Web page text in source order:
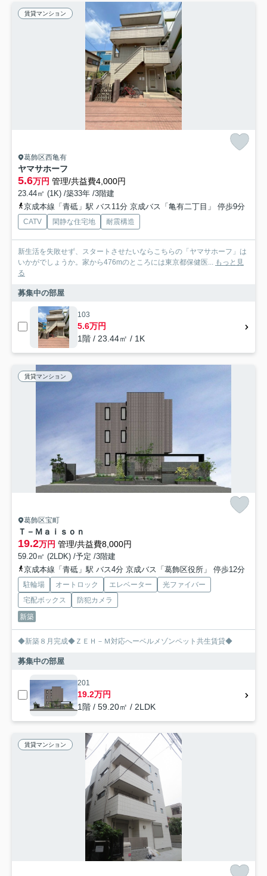
賃貸マンション
葛飾区西亀有
ヤマサホーフ
5.6万円 管理/共益費4,000円
23.44㎡ (1K) /築33年 /3階建
京成本線「青砥」駅 バス11分 京成バス「亀有二丁目」 停歩9分
CATV 閑静な住宅地 耐震構造
新生活を失敗せず、スタートさせたいならこちらの「ヤマサホーフ」は
いかがでしょうか。家から476mのところには東京都保健医... もっと見
る
募集中の部屋
103
5.6万円
1階 / 23.44㎡ / 1K
賃貸マンション
葛飾区宝町
Ｔ－Ｍａｉｓｏｎ
19.2万円 管理/共益費8,000円
59.20㎡ (2LDK) /予定 /3階建
京成本線「青砥」駅 バス4分 京成バス「葛飾区役所」 停歩12分
駐輪場 オートロック エレベーター
光ファイバー
宅配ボックス
防犯カメラ
新築
◆新築８月完成◆ＺＥＨ－Ｍ対応へーベルメゾンペット共生賃貸◆
募集中の部屋
201
19.2万円
1階 / 59.20㎡ / 2LDK
賃貸マンション